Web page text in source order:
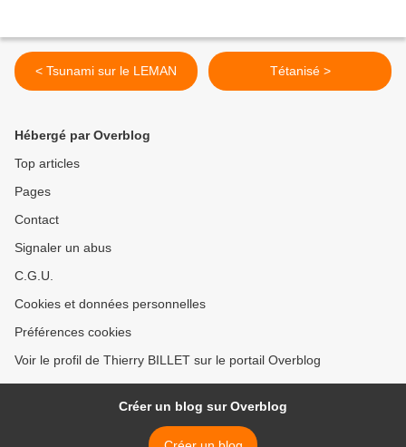
< Tsunami sur le LEMAN Tétanisé >
Hébergé par Overblog
Top articles
Pages
Contact
Signaler un abus
C.G.U.
Cookies et données personnelles
Préférences cookies
Voir le profil de Thierry BILLET sur le portail Overblog
Créer un blog sur Overblog